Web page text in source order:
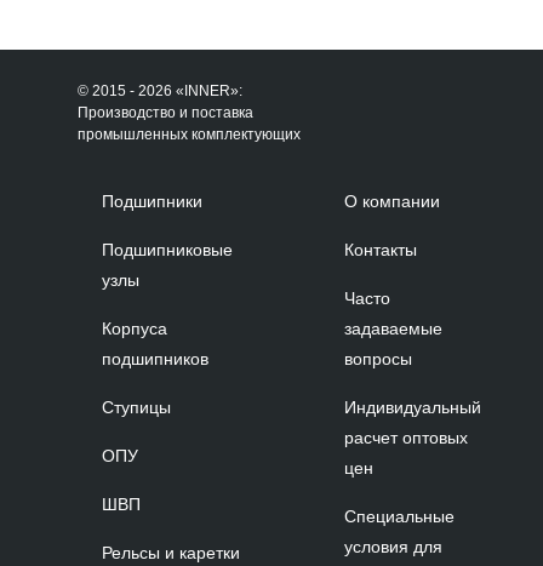
© 2015 - 2026 «INNER»:
Производство и поставка
промышленных комплектующих
Подшипники
Подшипниковые
узлы
Корпуса
подшипников
Ступицы
ОПУ
ШВП
Рельсы и каретки
О компании
Контакты
Часто
задаваемые
вопросы
Индивидуальный
расчет оптовых
цен
Специальные
условия для